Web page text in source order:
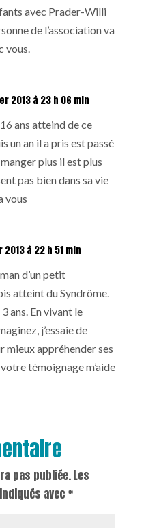
avec Prader-Willi
de l’association va
vous.
2013 à 23 h 06 min
ans atteind de ce
un an il a pris est passé
plus il est plus
pas bien dans sa vie
vous
à 22 h 51 min
d’un petit
atteint du Syndrôme.
ans. En vivant le
j’essaie de
mieux appréhender ses
témoignage m’aide
pas publiée.Les
avec *